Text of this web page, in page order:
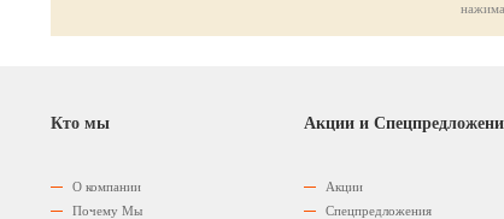
Кто мы
О компании
Почему Мы
Акции и
Акции
Спецпредложения